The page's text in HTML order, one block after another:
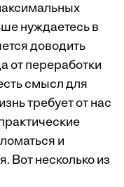
нуждаетесь в
доводить
от переработки
смысл для
требует от нас
и
Вот несколько из